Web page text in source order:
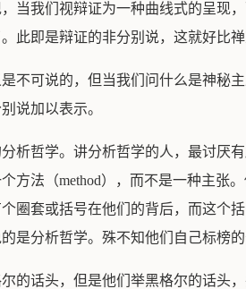
当我们视辩证为一种曲线式的呈现
此即是辩证的非分别说，这就好比禅
不可说的，但当我们问什么是神秘
说加以表示。
析哲学。讲分析哲学的人，最讨厌
方法（method），而不是一种主张
圈套或括号在他们的背后，而这个
是分析哲学。殊不知他们自己标榜
的话头，但是他们举黑格尔的话头